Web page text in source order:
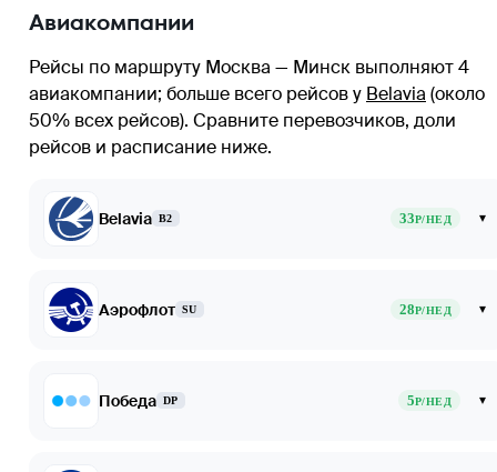
Авиакомпании
Рейсы по маршруту Москва — Минск выполняют 4
авиакомпании; больше всего рейсов у Belavia (около
50% всех рейсов). Сравните перевозчиков, доли
рейсов и расписание ниже.
Belavia B2 33Р/НЕД ▾
Аэрофлот SU 28Р/НЕД ▾
Победа DP 5Р/НЕД ▾